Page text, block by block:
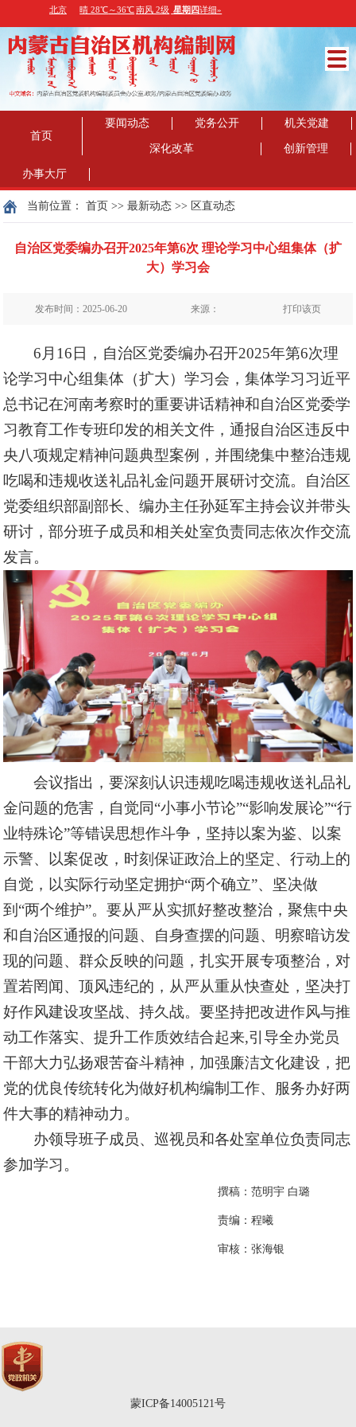
首页
要闻动态 党务公开 机关党建
深化改革 创新管理
办事大厅
当前位置：首页 >>最新动态 >> 区直动态
自治区党委编办召开2025年第6次 理论学习中心组集体（扩
大）学习会
发布时间：2025-06-20 来源： 打印该页
6 月 16日，自治区党委编办召开2025年第6次理
论学习中心组集体（扩大）学习会，集体学习习近平
总书记在河南考察时的重要讲话精神和自治区党委学
习教育工作专班印发的相关文件，通报自治区违反中
央八项规定精神问题典型案例， 并围绕集中整治违规
吃喝和违规收送礼品礼金问题开展研讨交流。 自治区
党委组织部副部长、编办主任孙延军主持会议并带头
研讨 ，部分班子成员和相关处室负责同志依次作交流
发言。
会议指出 ，要深刻认识违规吃喝违规收送礼品礼
金问题的危害 ，自觉同“小事小节论”“影响发展论”“行
业特殊论”等错误思想作斗争，坚持以案为鉴、以案
示警、以案促改，时刻保证政治上的坚定、行动上的
自觉，以实际行动坚定拥护“两个确立”、坚决做
到“两个维护”。要从严从实抓好整改整治，聚焦中央
和自治区通报的问题、自身查摆的问题、明察暗访发
现的问题、群众反映的问题，扎实开展专项整治，对
置若罔闻、顶风违纪的，从严从重从快查处，坚决打
好作风建设攻坚战、持久战。要坚持把改进作风与推
动工作落实、提升工作质效结合起来,引导全办党员
干部大力弘扬艰苦奋斗精神，加强廉洁文化建设，把
党的优良传统转化为做好机构编制工作、服务办好两
件大事的精神动力。
办领导班子成员、巡视员和各处室单位负责同志
参加学习。
撰稿：范明宇 白璐
责编： 程曦
审核：张海银
蒙ICP备14005121号